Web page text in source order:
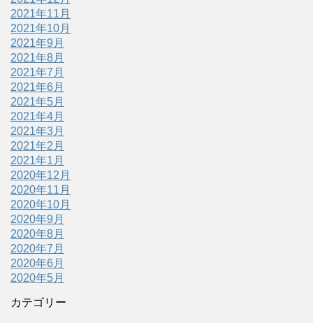
2021年11月
2021年10月
2021年9月
2021年8月
2021年7月
2021年6月
2021年5月
2021年4月
2021年3月
2021年2月
2021年1月
2020年12月
2020年11月
2020年10月
2020年9月
2020年8月
2020年7月
2020年6月
2020年5月
カテゴリー